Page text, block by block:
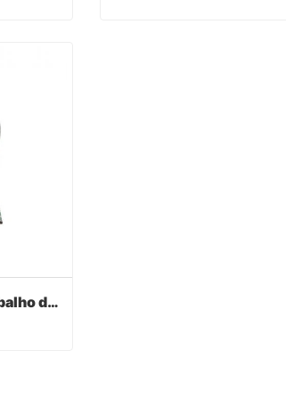
Luva econômica de trabalho de palma de couro